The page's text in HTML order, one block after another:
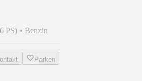
PS) • Benzin
Parken